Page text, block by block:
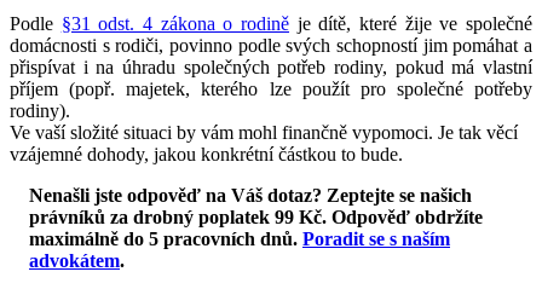
Podle §31 odst. 4 zákona o rodině je dítě, které žije ve společné
domácnosti s rodiči, povinno podle svých schopností jim pomáhat a
přispívat i na úhradu společných potřeb rodiny, pokud má vlastní
příjem (popř. majetek, kterého lze použít pro společné potřeby
rodiny).
Ve vaší složité situaci by vám mohl finančně vypomoci. Je tak věcí
vzájemné dohody, jakou konkrétní částkou to bude.
Nenašli jste odpověď na Váš dotaz? Zeptejte se našich
právníků za drobný poplatek 99 Kč. Odpověď obdržíte
maximálně do 5 pracovních dnů. Poradit se s naším
advokátem.